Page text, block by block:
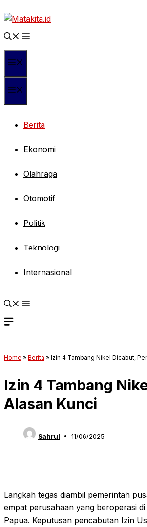
ke
isi
Berita
Ekonomi
Olahraga
Otomotif
Politik
Teknologi
Internasional
Home » Berita » Izin 4 Tambang Nikel Dicabut,
Izin 4 Tambang
Alasan Kunci
Sahrul 11/06/2025
Langkah tegas diambil pemerintah
empat perusahaan yang beroperasi
Papua. Keputusan pencabutan Izin